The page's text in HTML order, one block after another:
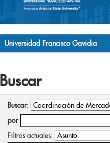
Universidad Francisco Gavidia
Buscar
Buscar:
por
Filtros actuales: